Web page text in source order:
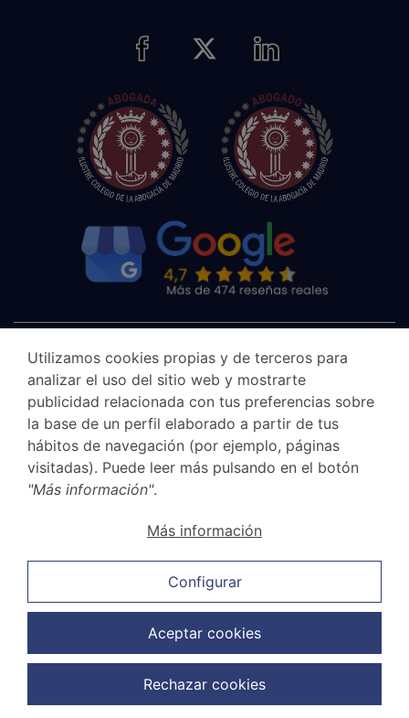
Política de privacidad
Política de protección de datos
Copyright © 2026 G.Elías & Muñoz Abogados. Todos los derechos
Utilizamos cookies propias y de terceros para
analizar el uso del sitio web y mostrarte
publicidad relacionada con tus preferencias sobre
la base de un perfil elaborado a partir de tus
hábitos de navegación (por ejemplo, páginas
visitadas). Puede leer más pulsando en el botón
"Más información".
Más información
Configurar
Aceptar cookies
Rechazar cookies